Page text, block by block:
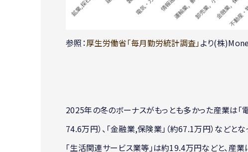
参照：厚生労働省「毎月勤労統計調査」より(株
2025年の冬のボーナスがもっとも多かった産業は「
74.6万円）、「金融業,保険業」（約67.1万円）などと
「生活関連サービス業等」は約19.4万円などと、産